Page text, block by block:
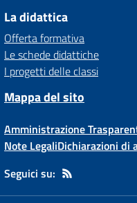
La didattica
Offerta formativa
Le schede didattiche
I progetti delle classi
Mappa del sito
Amministrazione
Note LegaliDichiarazioni di
Seguici su: